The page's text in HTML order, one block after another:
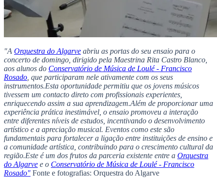
"A Orquestra do Algarve abriu as portas do seu ensaio para o
concerto de domingo, dirigido pela Maestrina Rita Castro Blanco,
aos alunos do Conservatório de Música de Loulé - Francisco
Rosado, que participaram nele ativamente com os seus
instrumentos.Esta oportunidade permitiu que os jovens músicos
tivessem um contacto direto com profissionais experientes,
enriquecendo assim a sua aprendizagem.Além de proporcionar uma
experiência prática inestimável, o ensaio promoveu a interação
entre diferentes níveis de estudos, incentivando o desenvolvimento
artístico e a apreciação musical. Eventos como este são
fundamentais para fortalecer a ligação entre instituições de ensino e
a comunidade artística, contribuindo para o crescimento cultural da
região.Este é um dos frutos da parceria existente entre a Orquestra
do Algarve e o Conservatório de Música de Loulé - Francisco
Rosado" Fonte e fotografias: Orquestra do Algarve